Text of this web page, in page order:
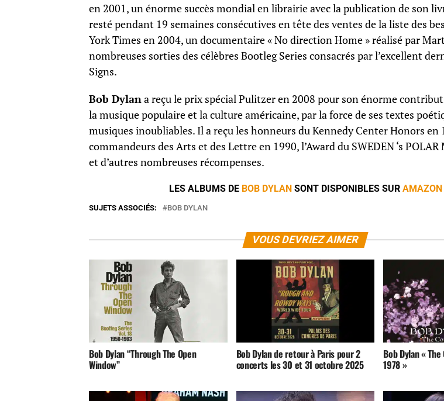
en 2001, un énorme succès mondial en librairie avec la publication de son
resté pendant 19 semaines consécutives en tête des ventes de la liste des
York Times en 2004, un documentaire « No direction Home » réalisé par
nombreuses sorties des célèbres Bootleg Series consacrés par l’excellent
Signs.
Bob Dylana reçu le prix spécial Pulitzer en 2008 pour son énorme
la musique populaire et la culture américaine, par la force de ses textes
musiques inoubliables. Il a reçu les honneurs du Kennedy Center Honors en
commandeurs des Arts et des Lettre en 1990, l’Award du SWEDEN ‘s
et d’autres nombreuses récompenses.
LES ALBUMS DE BOB DYLANSONT DISPONIBLES SUR AMAZON
SUJETS ASSOCIÉS: BOB DYLAN
VOUS DEVRIEZ AIMER
Bob Dylan “Through The Open
Window”
Bob Dylan de retour à Paris pour 2
concerts les 30 et 31 octobre 2025
Bob Dylan «
1978 »